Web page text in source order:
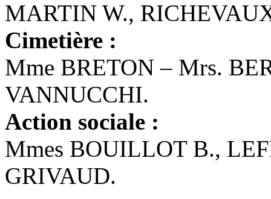
MARTIN W.,
Cimetière :
Mme BRETON – Mrs.
VANNUCCHI.
Action sociale :
Mmes BOUILLOT B.,
GRIVAUD.